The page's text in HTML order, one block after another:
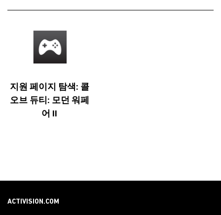
지원 페이지 탐색: 콜
오브 듀티: 모던 워페
어 II
ACTIVISION.COM